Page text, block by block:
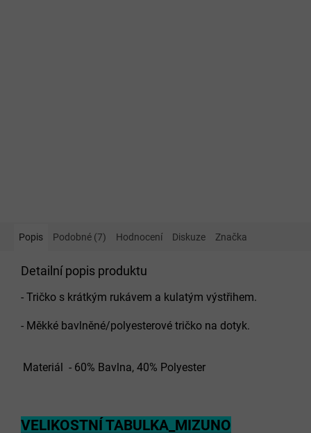
Popis Podobné (7) Hodnocení Diskuze Značka
Detailní popis produktu
- Tričko s krátkým rukávem a kulatým výstřihem.
- Měkké bavlněné/polyesterové tričko na dotyk.
Materiál - 60% Bavlna, 40% Polyester
VELIKOSTNÍ TABULKA_MIZUNO